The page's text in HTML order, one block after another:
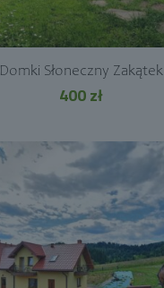
Domki Słoneczny Zakątek
400zł